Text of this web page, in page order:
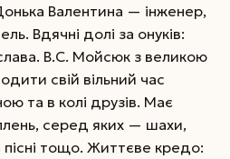
Валентина — інженер,
Вдячні долі за онуків:
В.С. Мойсюк з великою
свій вільний час
та в колі друзів. Має
серед яких — шахи,
пісні тощо. Життєве кредо: